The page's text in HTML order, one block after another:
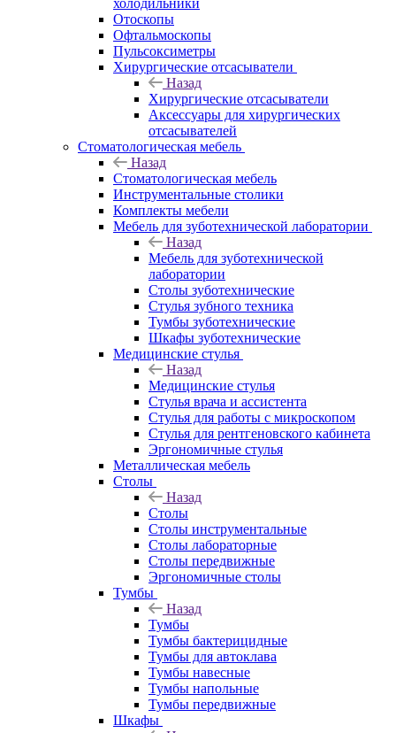
холодильники
Отоскопы
Офтальмоскопы
Пульсоксиметры
Хирургические отсасыватели
Назад
Хирургические отсасыватели
Аксессуары для хирургических
отсасывателей
Стоматологическая мебель
Назад
Стоматологическая мебель
Инструментальные столики
Комплекты мебели
Мебель для зуботехнической лаборатории
Назад
Мебель для зуботехнической
лаборатории
Столы зуботехнические
Стулья зубного техника
Тумбы зуботехнические
Шкафы зуботехнические
Медицинские стулья
Назад
Медицинские стулья
Стулья врача и ассистента
Стулья для работы с микроскопом
Стулья для рентгеновского кабинета
Эргономичные стулья
Металлическая мебель
Столы
Назад
Столы
Столы инструментальные
Столы лабораторные
Столы передвижные
Эргономичные столы
Тумбы
Назад
Тумбы
Тумбы бактерицидные
Тумбы для автоклава
Тумбы навесные
Тумбы напольные
Тумбы передвижные
Шкафы